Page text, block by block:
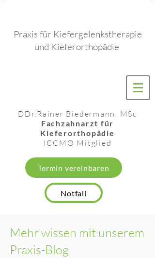
Praxis für Kiefergelenkstherapie
und Kieferorthopädie
DDr. Rainer Biedermann, MSc
Fachzahnarzt für
Kieferorthopädie
ICCMO Mitglied
Termin vereinbaren
Notfall
Mehr wissen mit unserem
Praxis-Blog